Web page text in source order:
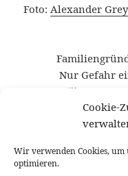
Cookie-
Wir verwenden Cookies, um
optimieren.
Foto:Alexander Grey
Nur Gefahr
Bill Gates
Wird zum
Und zu